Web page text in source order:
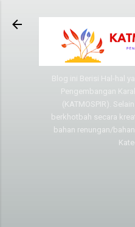
Langsung
Blog ini Berisi Hal-hal
Pengembangan
(KATMOSPIR).
berkhotbah secara
bahan renungan/